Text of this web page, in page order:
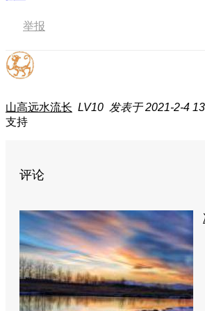
举报
山高远水流长 LV10 发表于 2021-2-4
支持
评论